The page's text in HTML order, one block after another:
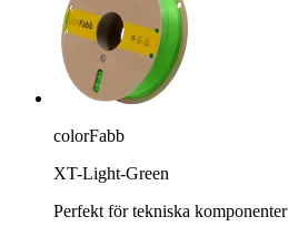
colorFabb
XT-Light-Green
Perfekt för tekniska komponenter